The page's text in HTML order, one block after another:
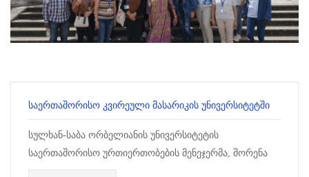
ᲡᲐᲔᲠᲗᲐᲨᲝᲠᲘᲡᲝ ᲙᲕᲘᲠᲔᲣᲚᲘ ᲛᲐᲡᲐᲠᲘᲙᲘᲡ ᲣᲜᲘᲕᲔᲠᲡᲘᲢᲔᲢᲨᲘ
სულხან-საბა ორბელიანის უნივერსიტეტის
საერთაშორისო ურთიერთობების მენეჯერმა, შორენა
პარუნაშვილმა, მონაწილეობა მიიღო მასარიკის